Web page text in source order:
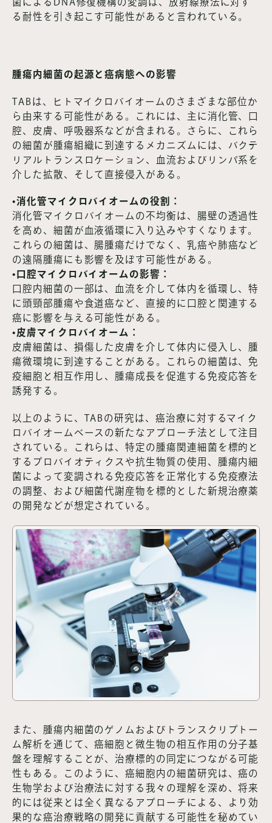
る耐性を引き起こす可能性があると言われている。
腫瘍内細菌の起源と癌病態への影響
TABは、ヒトマイクロバイオームのさまざまな部位か
ら由来する可能性がある。これには、主に消化管、口
腔、皮膚、呼吸器系などが含まれる。さらに、これら
の細菌が腫瘍組織に到達するメカニズムには、バクテ
リアルトランスロケーション、血流およびリンパ系を
介した拡散、そして直接侵入がある。
•消化管マイクロバイオームの役割：
消化管マイクロバイオームの不均衡は、腸壁の透過性
を高め、細菌が血液循環に入り込みやすくなります。
これらの細菌は、腸腫瘍だけでなく、乳癌や肺癌など
の遠隔腫瘍にも影響を及ぼす可能性がある。
•口腔マイクロバイオームの影響：
口腔内細菌の一部は、血流を介して体内を循環し、特
に頭頸部腫瘍や食道癌など、直接的に口腔と関連する
癌に影響を与える可能性がある。
•皮膚マイクロバイオーム：
皮膚細菌は、損傷した皮膚を介して体内に侵入し、腫
瘍微環境に到達することがある。これらの細菌は、免
疫細胞と相互作用し、腫瘍成長を促進する免疫応答を
誘発する。
以上のように、TABの研究は、癌治療に対するマイク
ロバイオームベースの新たなアプローチ法として注目
されている。これらは、特定の腫瘍関連細菌を標的と
するプロバイオティクスや抗生物質の使用、腫瘍内細
菌によって変調される免疫応答を正常化する免疫療法
の調整、および細菌代謝産物を標的とした新規治療薬
の開発などが想定されている。
また、腫瘍内細菌のゲノムおよびトランスクリプトー
ム解析を通じて、癌細胞と微生物の相互作用の分子基
盤を理解することが、治療標的の同定につながる可能
性もある。このように、癌細胞内の細菌研究は、癌の
生物学および治療法に対する我々の理解を深め、将来
的には従来とは全く異なるアプローチによる、より効
果的な癌治療戦略の開発に貢献する可能性を秘めてい